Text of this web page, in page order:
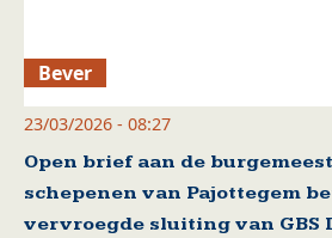
Bever
23/03/2026 - 08:27
Open brief aan de
schepenen van Pajottegem
vervroegde sluiting van GBS